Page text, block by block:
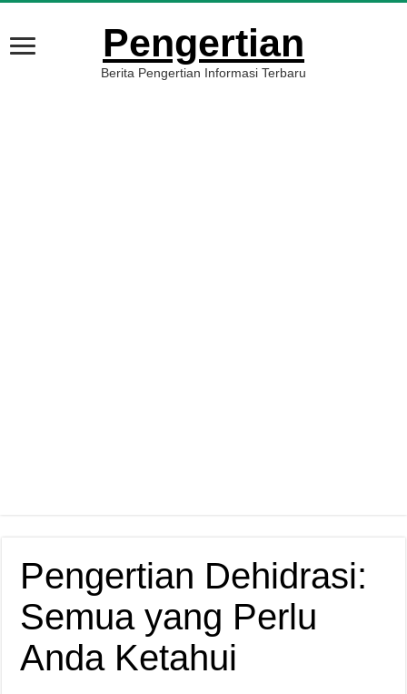
Pengertian
Berita Pengertian Informasi Terbaru
Pengertian Dehidrasi:
Semua yang Perlu
Anda Ketahui